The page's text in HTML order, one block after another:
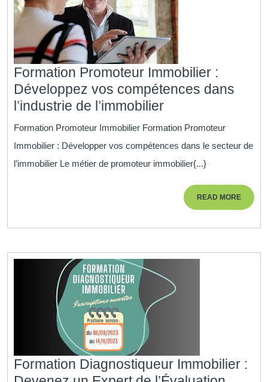
Formation Promoteur Immobilier :
Développez vos compétences dans
l’industrie de l’immobilierFormation
Promoteur
Immobilier
Développez
vos
compétences
de
l’immobilier
Formation Promoteur Immobilier Formation Promoteur
Immobilier : Développer vos compétences dans le secteur de
l’immobilier Le métier de promoteur immobilier{...}
READ MOREREAD
MORE
Formation Diagnostiqueur Immobilier :